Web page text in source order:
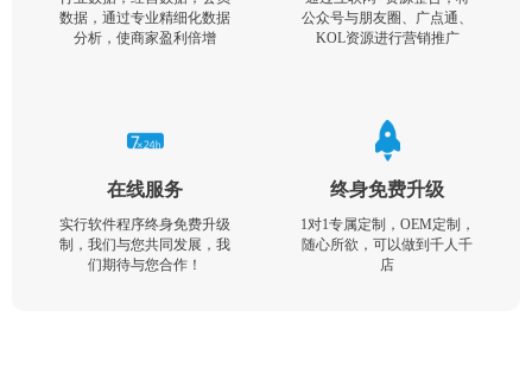
数据，通过专业精细化数据
分析，使商家盈利倍增
公众号与朋友圈、广点通、
KOL资源进行营销推广
在线服务
实行软件程序终身免费升级
制，我们与您共同发展，我
们期待与您合作！
终身免费升级
1对1专属定制，OEM定制，
随心所欲，可以做到千人千
店